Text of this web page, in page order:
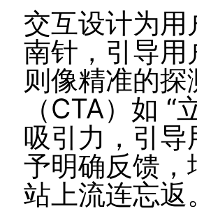
交互设计为
南针，引导
则像精准的
（CTA）如
吸引力，引
予明确反馈
站上流连忘返